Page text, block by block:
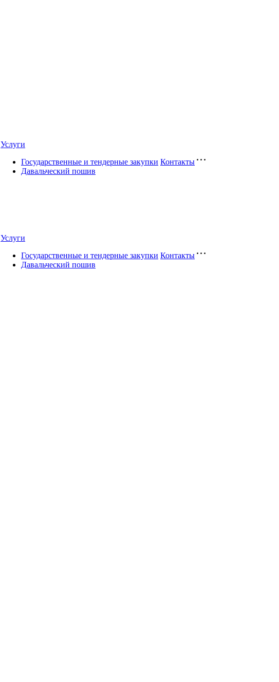
Услуги
Государственные и тендерные закупки
Давальческий пошив
Контакты
Услуги
Государственные и тендерные закупки
Давальческий пошив
Контакты